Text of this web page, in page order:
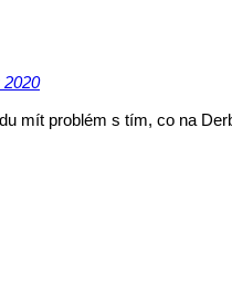
mít problém s tím, co na